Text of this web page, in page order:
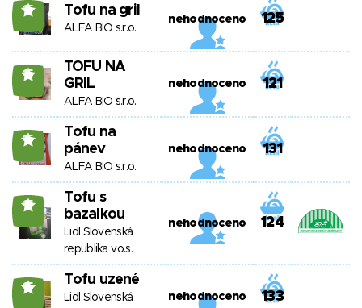
15 Tofu na gril
ALFA BIO s.r.o.
nehodnoceno 125
15
TOFU NA
GRIL
ALFA BIO s.r.o.
nehodnoceno 121
15
Tofu na
pánev
ALFA BIO s.r.o.
nehodnoceno 131
15
Tofu s
bazalkou
Lidl Slovenská
republika v.o.s.
nehodnoceno 124
15 Tofu uzené
Lidl Slovenská
nehodnoceno 133